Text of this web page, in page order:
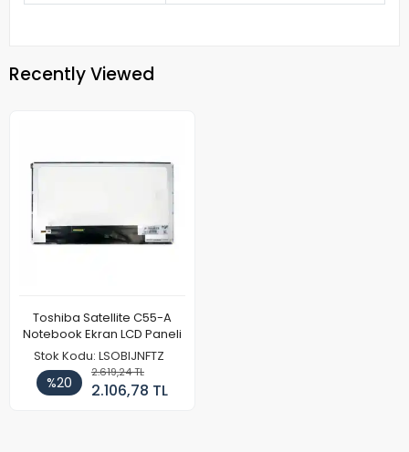
Recently Viewed
Toshiba Satellite C55-A
Notebook Ekran LCD Paneli
Stok Kodu: LSOBIJNFTZ
%20
2.619,24 TL
2.106,78 TL